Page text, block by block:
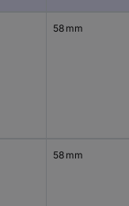
58 mm
58 mm